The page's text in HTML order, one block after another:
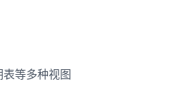
等多种视图